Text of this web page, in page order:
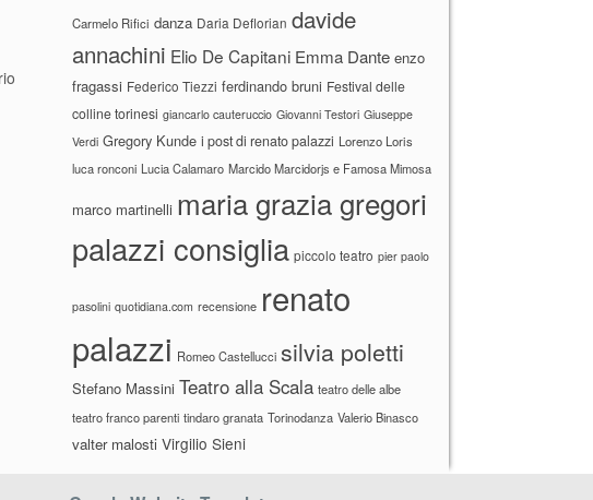
Carmelo Rifici danza Daria Deflorian davide
annachini Elio De Capitani Emma Dante enzo
fragassi Federico Tiezzi ferdinando bruni Festival delle
colline torinesi giancarlo cauteruccio Giovanni Testori Giuseppe
Verdi Gregory Kunde i post di renato palazzi Lorenzo Loris
luca ronconi Lucia Calamaro Marcido Marcidorjs e Famosa Mimosa
marco martinelli maria grazia gregori
palazzi consiglia piccolo teatro pier paolo
pasolini quotidiana.com recensione renato
palazzi Romeo Castellucci silvia poletti
Stefano Massini Teatro alla Scala teatro delle albe
teatro franco parenti tindaro granata Torinodanza Valerio Binasco
valter malosti Virgilio Sieni